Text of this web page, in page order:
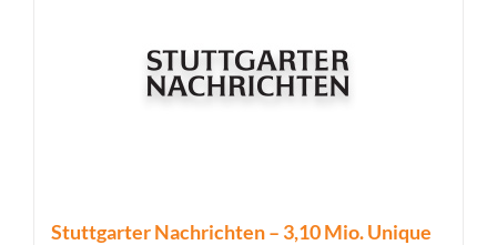
Stuttgarter Nachrichten – 3,10 Mio. Unique